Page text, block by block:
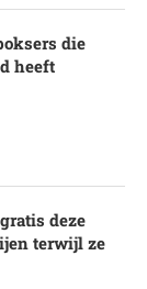
die
heeft
deze
terwijl ze